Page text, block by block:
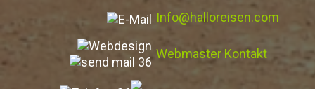
Motorbootfahrt zum nubischen Dorf
Simeonskloster
Info@halloreisen.com
Webmaster Kontakt